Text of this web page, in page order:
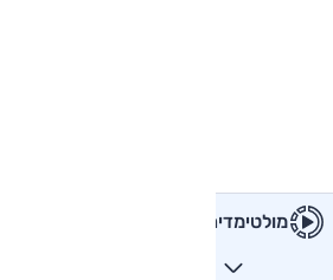
מולטימדיה